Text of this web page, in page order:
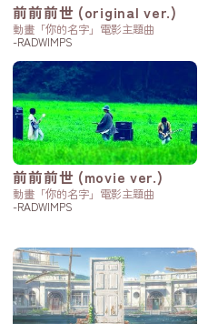
前前前世 (original ver.)
動畫「你的名字」電影主題曲
-RADWIMPS
前前前世 (movie ver.)
動畫「你的名字」電影主題曲
-RADWIMPS